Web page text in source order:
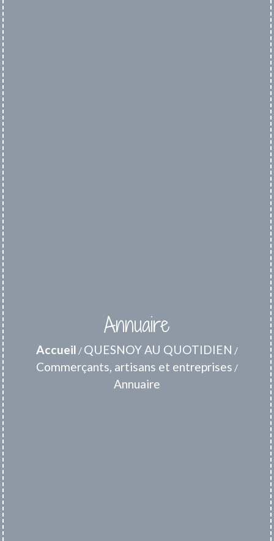
Annuaire
Accueil / QUESNOY AU QUOTIDIEN /
Commerçants, artisans et entreprises /
Annuaire